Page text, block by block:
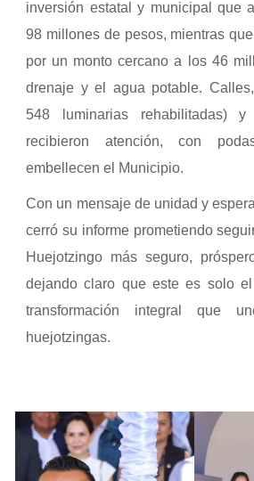
inversión estatal y municipal que
98 millones de pesos, mientras
por un monto cercano a los 46
drenaje y el agua potable.
548 luminarias rehabilitadas) y
recibieron atención, con
embellecen el Municipio.
Con un mensaje de unidad y
cerró su informe prometiendo
Huejotzingo más seguro,
dejando claro que este es solo
transformación integral
huejotzingas.